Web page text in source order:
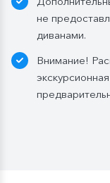
— в рейсах от
бутылка (1,5 л.);
— в рейсах
бутылки (1,5 л.);
не
диванами.
Внимание!